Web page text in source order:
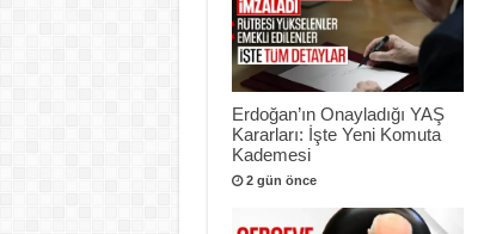
Erdoğan’ın Onayladığı YAŞ
Kararları: İşte Yeni Komuta
Kademesi
2 gün önce